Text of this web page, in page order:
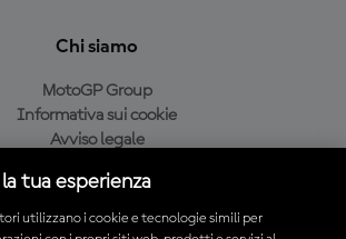
Chi siamo
MotoGP Group
Informativa sui cookie
Avviso legale
Condizioni di acquisto
tua esperienza
utilizzano i cookie e tecnologie simili per